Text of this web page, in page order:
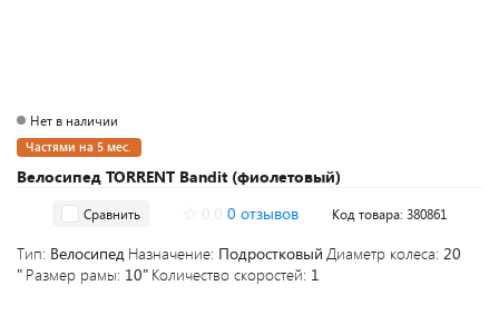
Велосипед TORRENT Bandit (фиолетовый)
Нет в наличии
Частями на 5 мес.
Сравнить 0 отзывов Код товара: 380861
Тип: Велосипед Назначение: Подростковый Диаметр колеса: 20
" Размер рамы: 10" Количество скоростей: 1